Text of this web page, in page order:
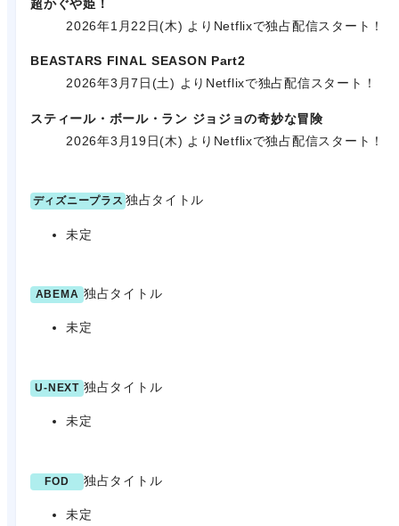
超かぐや姫！
2026年1月22日(木) よりNetflixで独占配信スタート！
BEASTARS FINAL SEASON Part2
2026年3月7日(土) よりNetflixで独占配信スタート！
スティール・ボール・ラン ジョジョの奇妙な冒険
2026年3月19日(木) よりNetflixで独占配信スタート！
ディズニープラス 独占タイトル
未定
ABEMA 独占タイトル
未定
U-NEXT 独占タイトル
未定
FOD 独占タイトル
未定